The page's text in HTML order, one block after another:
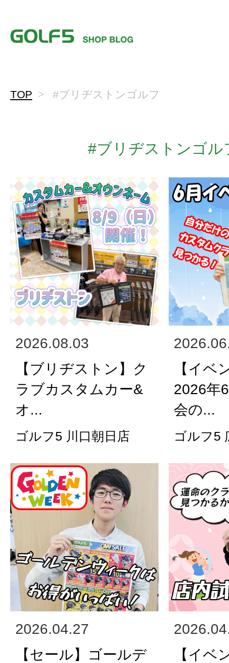
TOP #ブリヂストンゴルフ
#ブリヂストンゴル
2026.08.03
【ブリヂストン】ク
ラブカスタムカー&
オ...
ゴルフ5 川口朝日店
【イベ
2026年
会の...
ゴルフ5
2026.04.27
【セール】ゴールデ
【イベ